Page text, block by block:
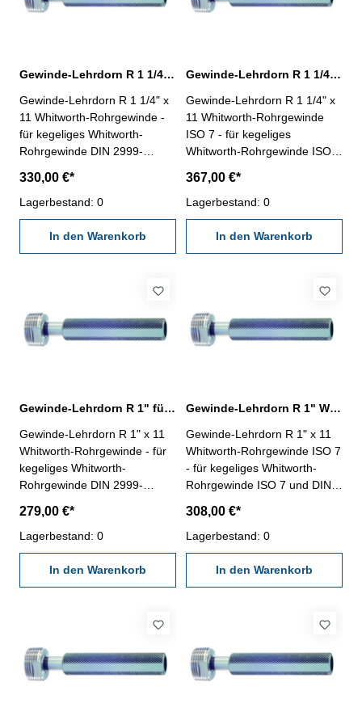
Gewinde-Lehrdorn R 1 1/4" für Whitworth-Rohrgewinde
Gewinde-Lehrdorn R 1 1/4" x
11 Whitworth-Rohrgewinde -
für kegeliges Whitworth-
Rohrgewinde DIN 2999-
"Ausschuss"- die
Grenzlehrdorne sind mit GLD-
Rp DIN 2999 beschriftet
Nennmaß: R 1 1/4" x 11
330,00 €*
Lagerbestand: 0
In den Warenkorb
Gewinde-Lehrdorn R 1 1/4" Whitworth-Rohrgewinde ISO 7
Gewinde-Lehrdorn R 1 1/4" x
11 Whitworth-Rohrgewinde
ISO 7 - für kegeliges
Whitworth-Rohrgewinde ISO 7
Rechtsgewinde, "Gut" und
"Ausschuss"- die
Grenzlehrdorne ISO 7-2:2000
und DIN EN 10226-3 sind mit
ISO 7 Rc/Rp Nr. 1 beschriftet
367,00 €*
Lagerbestand: 0
In den Warenkorb
Gewinde-Lehrdorn R 1" für Whitworth-Rohrgewinde
Gewinde-Lehrdorn R 1" x 11
Whitworth-Rohrgewinde - für
kegeliges Whitworth-
Rohrgewinde DIN 2999-
"Ausschuss"- die
Grenzlehrdorne sind mit GLD-
Rp DIN 2999 beschriftet
Nennmaß: R 1" x 11
279,00 €*
Lagerbestand: 0
In den Warenkorb
Gewinde-Lehrdorn R 1" Whitworth-Rohrgewinde ISO 7
Gewinde-Lehrdorn R 1" x 11
Whitworth-Rohrgewinde ISO 7
- für kegeliges Whitworth-
Rohrgewinde ISO 7 und DIN
"Gut" und "Ausschuss"- die
Grenzlehrdorne ISO 7-2:2000
und DIN EN 10226-3 sind mit
ISO 7 Rc/Rp Nr. 1 beschriftet
Nennmaß: R 1" x 11
308,00 €*
Lagerbestand: 0
In den Warenkorb